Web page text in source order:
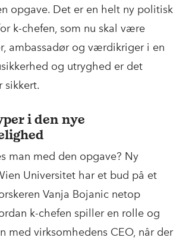
opgave. Det er en helt ny politisk
k-chefen, som nu skal være
ambassadør og værdikriger i en
og utryghed er det
sikkert.
i den nye
man med den opgave? Ny
Universitet har et bud på et
Vanja Bojanic netop
k-chefen spiller en rolle og
med virksomhedens CEO, når der